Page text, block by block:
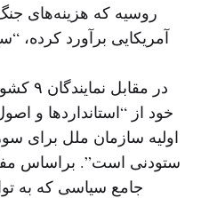
آمریکایی برآورد کرده،
در
خود از “استانداردها و
ستودنی است”. براساس
جامع سیاسی که به